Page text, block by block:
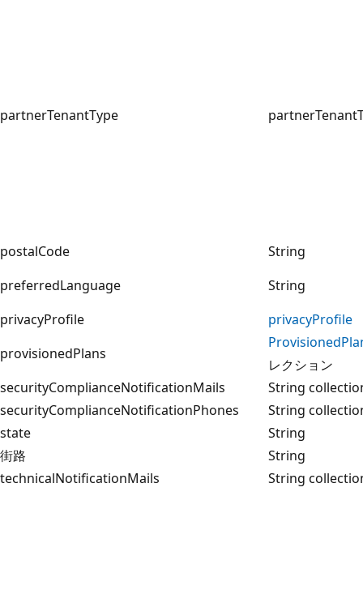
partnerTenantType
postalCode
String
preferredLanguage
String
privacyProfile
privacyProfile
provisionedPlans
レクション
securityComplianceNotificationMails
String
securityComplianceNotificationPhones
String
state
String
街路
String
technicalNotificationMails
String